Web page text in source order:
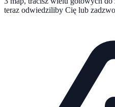
teraz odwiedziliby Cię lub